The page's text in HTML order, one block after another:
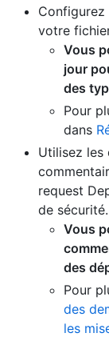
Configurez
votre
Vous
jour
des
Pour
dans
Utilisez les
request
de sécurité.
Vous
des
Pour
des
les